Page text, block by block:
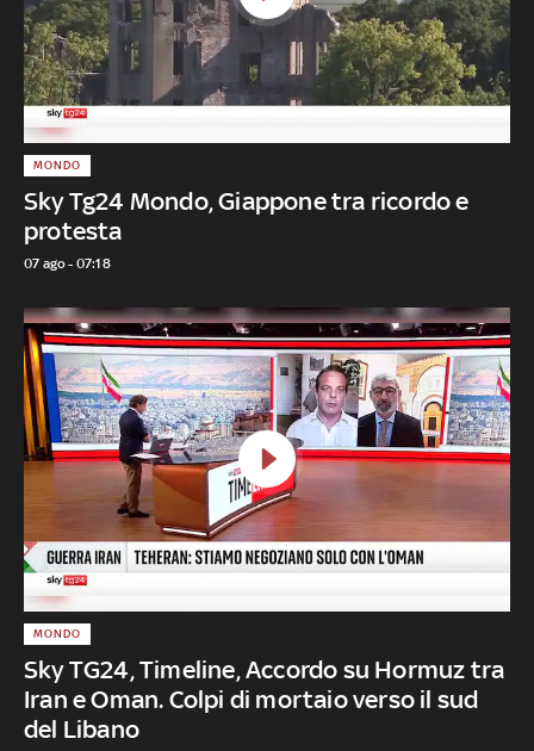
Sky Tg24 Mondo, Giappone tra ricordo e
protesta
MONDO
07 ago - 07:18
Sky TG24, Timeline, Accordo su Hormuz tra
Iran e Oman. Colpi di mortaio verso il sud
del Libano
MONDO